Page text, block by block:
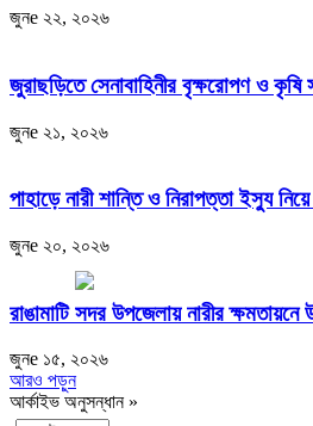
জুনe ২২, ২০২৬
জুরাছড়িতে সেনাবাহিনীর বৃক্ষরোপণ ও কৃষি
জুনe ২১, ২০২৬
পাহাড়ে নারী শান্তি ও নিরাপত্তা ইস্যু
জুনe ২০, ২০২৬
রাঙামাটি সদর উপজেলায় নারীর
জুনe ১৫, ২০২৬
আরও পড়ুন
আর্কাইভ অনুসন্ধান »